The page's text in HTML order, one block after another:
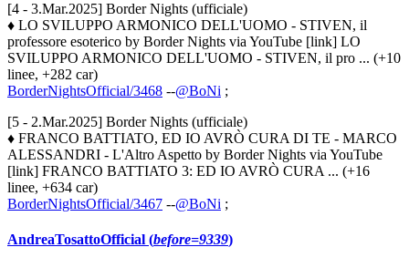
[4 - 3.Mar.2025] Border Nights (ufficiale)
♦ LO SVILUPPO ARMONICO DELL'UOMO - STIVEN, il
professore esoterico by Border Nights via YouTube [link] LO
SVILUPPO ARMONICO DELL'UOMO - STIVEN, il pro ... (+10
linee, +282 car)
BorderNightsOfficial/3468 --@BoNi ;
[5 - 2.Mar.2025] Border Nights (ufficiale)
♦ FRANCO BATTIATO, ED IO AVRÒ CURA DI TE - MARCO
ALESSANDRI - L'Altro Aspetto by Border Nights via YouTube
[link] FRANCO BATTIATO 3: ED IO AVRÒ CURA ... (+16
linee, +634 car)
BorderNightsOfficial/3467 --@BoNi ;
AndreaTosattoOfficial (before=9339)